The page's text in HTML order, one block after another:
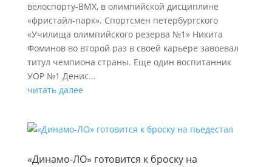
велоспорту-ВМХ, в олимпийской дисциплине
«фристайл-парк». Спортсмен петербургского
«Училища олимпийского резерва №1» Никита
Фоминов во второй раз в своей карьере завоевал
титул чемпиона страны. Еще один воспитанник
УОР №1 Денис...
читать далее
«Динамо-ЛО» готовится к броску на